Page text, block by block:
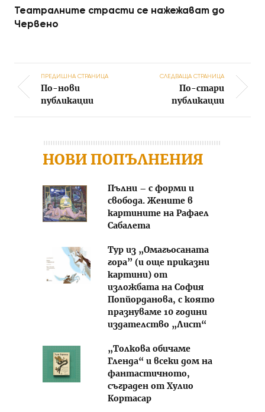
Театралните страсти се нажежават до
Червено
Post navigation
СЛЕДВАЩА СТРАНИЦА
По-стари
публикации
ПРЕДИШНА СТРАНИЦА
По-нови
публикации
НОВИ ПОПЪЛНЕНИЯ
Пълни – с форми и
свобода. Жените в
картините на Рафаел
Сабалета
Тур из „Омагьосаната
гора” (и още приказни
картини) от
изложбата на София
Попйорданова, с която
празнуваме 10 години
издателство „Лист“
„Толкова обичаме
Гленда“ и всеки дом на
фантастичното,
съграден от Хулио
Кортасар